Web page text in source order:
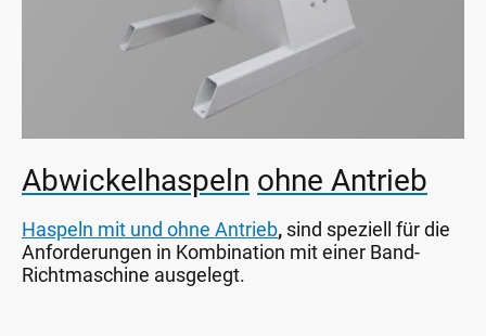
Abwickelhaspeln ohne Antrieb
Haspeln mit und ohne Antrieb, sind speziell für die
Anforderungen in Kombination mit einer Band-
Richtmaschine ausgelegt.